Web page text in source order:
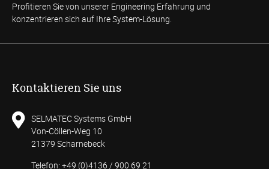
Profitieren Sie von unserer Engineering Erfahrung und
konzentrieren sich auf Ihre System-Lösung.
Kontaktieren Sie uns
SELMATEC Systems GmbH
Von-Cöllen-Weg 10
21379 Scharnebeck
Telefon: +49 (0)4136 / 900 69 21